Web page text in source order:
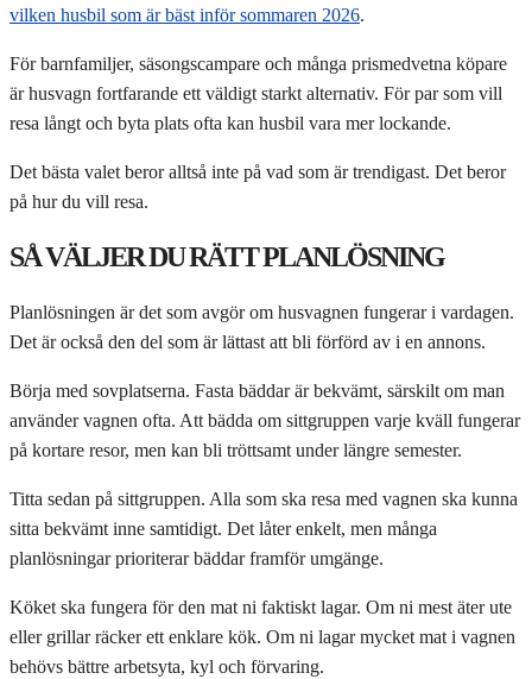
vilken husbil som är bäst inför sommaren 2026.
För barnfamiljer, säsongscampare och många prismedvetna köpare
är husvagn fortfarande ett väldigt starkt alternativ. För par som vill
resa långt och byta plats ofta kan husbil vara mer lockande.
Det bästa valet beror alltså inte på vad som är trendigast. Det beror
på hur du vill resa.
SÅ VÄLJER DU RÄTT PLANLÖSNING
Planlösningen är det som avgör om husvagnen fungerar i vardagen.
Det är också den del som är lättast att bli förförd av i en annons.
Börja med sovplatserna. Fasta bäddar är bekvämt, särskilt om man
använder vagnen ofta. Att bädda om sittgruppen varje kväll fungerar
på kortare resor, men kan bli tröttsamt under längre semester.
Titta sedan på sittgruppen. Alla som ska resa med vagnen ska kunna
sitta bekvämt inne samtidigt. Det låter enkelt, men många
planlösningar prioriterar bäddar framför umgänge.
Köket ska fungera för den mat ni faktiskt lagar. Om ni mest äter ute
eller grillar räcker ett enklare kök. Om ni lagar mycket mat i vagnen
behövs bättre arbetsyta, kyl och förvaring.